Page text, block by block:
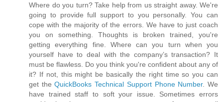
Where do you turn? Take help from us straight away. We're
going to provide full support to you personally. You can
cope with the majority of the errors. We have to just coach
you on something. Thoughts is broken trained, you're
getting everything fine. Where can you turn when you
yourself have to deal with the company’s transaction? It
must be flawless. Do you think you're confident about any of
it? If not, this might be basically the right time so you can
get theQuickBooks Technical Support Phone Number. We
have trained staff to soft your issue. Sometimes errors